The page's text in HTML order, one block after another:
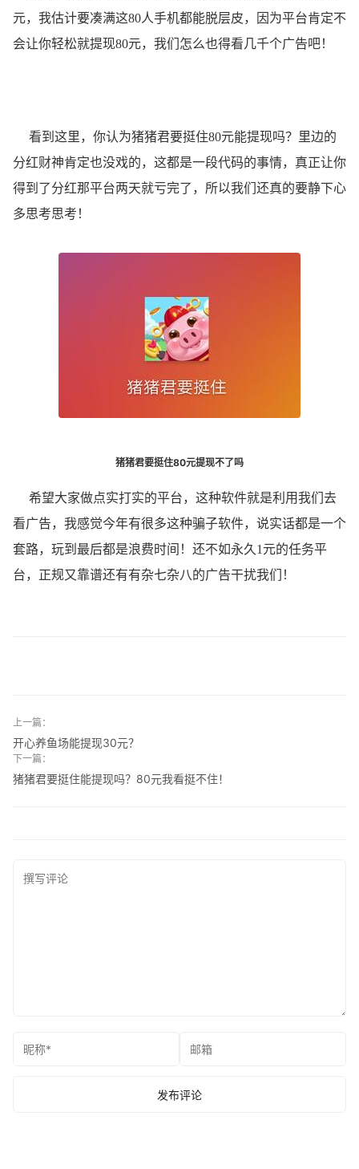
元，我估计要凑满这80人手机都能脱层皮，因为平台肯定不
会让你轻松就提现80元，我们怎么也得看几千个广告吧！
看到这里，你认为猪猪君要挺住80元能提现吗？里边的
分红财神肯定也没戏的，这都是一段代码的事情，真正让你
得到了分红那平台两天就亏完了，所以我们还真的要静下心
多思考思考！
猪猪君要挺住80元提现不了吗
希望大家做点实打实的平台，这种软件就是利用我们去
看广告，我感觉今年有很多这种骗子软件，说实话都是一个
套路，玩到最后都是浪费时间！还不如永久1元的任务平
台，正规又靠谱还有有杂七杂八的广告干扰我们！
上一篇：
开心养鱼场能提现30元？
下一篇：
猪猪君要挺住能提现吗？80元我看挺不住！